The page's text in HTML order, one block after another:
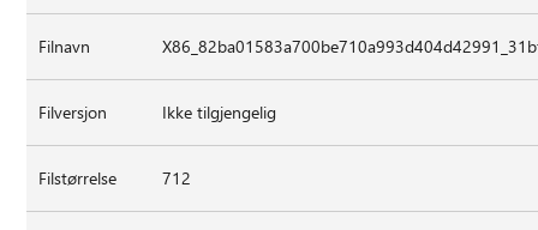
Filnavn
Filversjon Ikke tilgjengelig
Filstørrelse 712